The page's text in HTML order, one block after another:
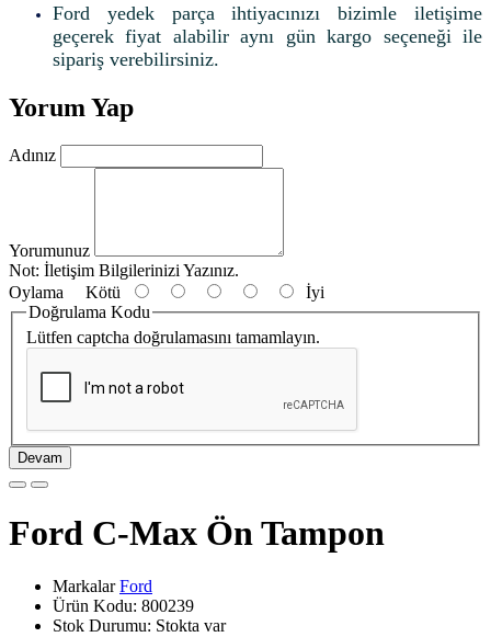
Ford yedek parça ihtiyacınızı bizimle iletişime
geçerek fiyat alabilir aynı gün kargo seçeneği ile
sipariş verebilirsiniz.
Yorum Yap
Adınız
Yorumunuz
Not: İletişim Bilgilerinizi Yazınız.
Oylama Kötü
İyi
Doğrulama Kodu
Lütfen captcha doğrulamasını tamamlayın.
Devam
Ford C-Max Ön Tampon
MarkalarFord
Ürün Kodu: 800239
Stok Durumu: Stokta var